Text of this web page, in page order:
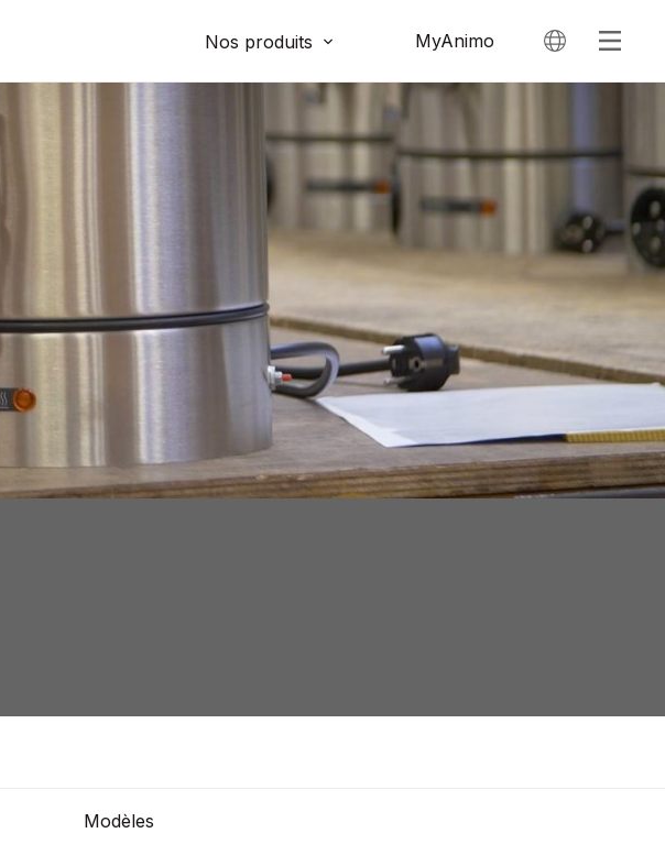
Nos produits MyAnimo
Modèles